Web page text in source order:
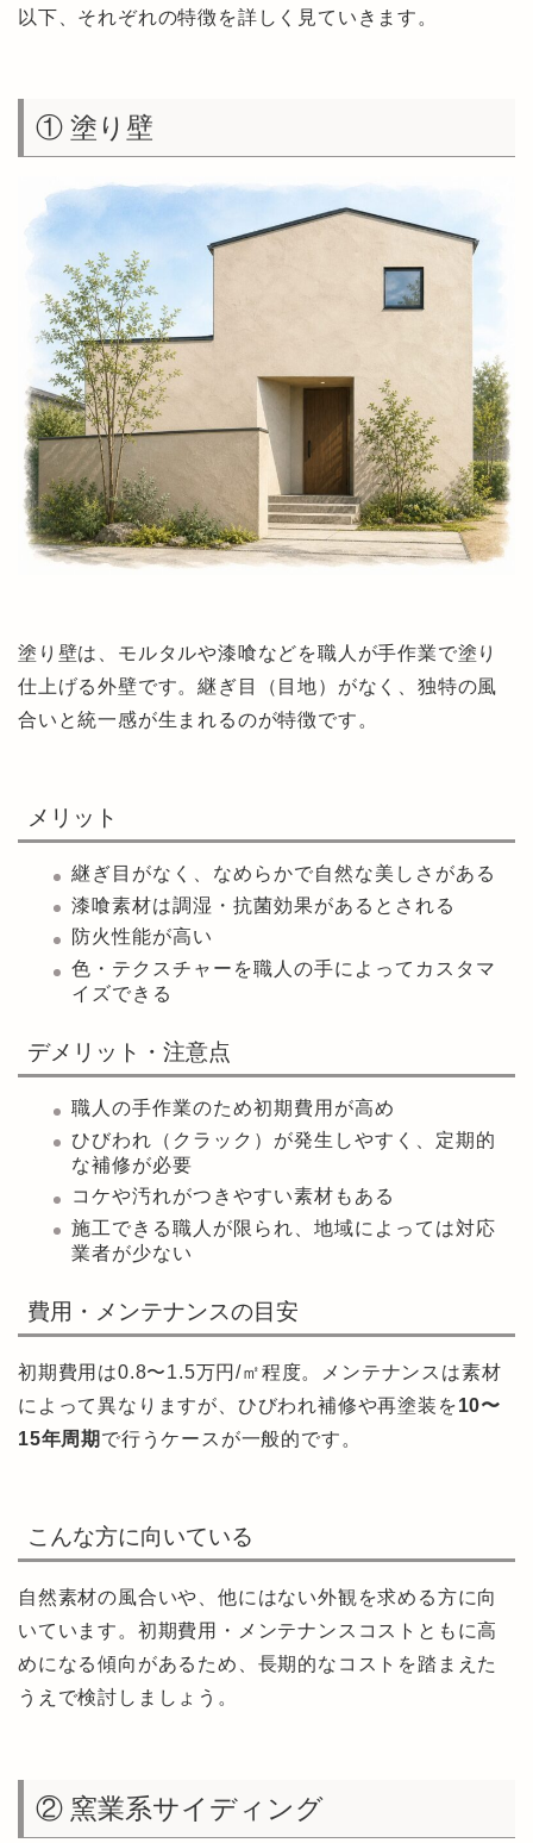
以下、それぞれの特徴を詳しく見ていきます。
① 塗り壁
塗り壁は、モルタルや漆喰などを職人が手作業で塗り
仕上げる外壁です。継ぎ目（目地）がなく、独特の風
合いと統一感が生まれるのが特徴です。
メリット
継ぎ目がなく、なめらかで自然な美しさがある
漆喰素材は調湿・抗菌効果があるとされる
防火性能が高い
色・テクスチャーを職人の手によってカスタマ
イズできる
デメリット・注意点
職人の手作業のため初期費用が高め
ひびわれ（クラック）が発生しやすく、定期的
な補修が必要
コケや汚れがつきやすい素材もある
施工できる職人が限られ、地域によっては対応
業者が少ない
費用・メンテナンスの目安
初期費用は0.8〜1.5万円/㎡程度。メンテナンスは素材
によって異なりますが、ひびわれ補修や再塗装を10〜
15年周期 で行うケースが一般的です。
こんな方に向いている
自然素材の風合いや、他にはない外観を求める方に向
いています。初期費用・メンテナンスコストともに高
めになる傾向があるため、長期的なコストを踏まえた
うえで検討しましょう。
② 窯業系サイディング